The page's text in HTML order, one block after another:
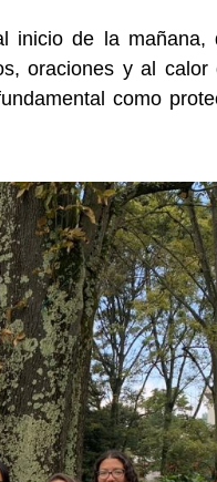
inicio de la mañana,
oraciones y al
como